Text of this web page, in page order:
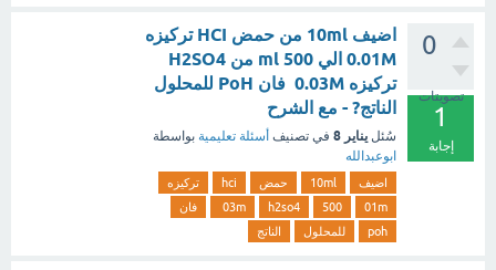
0
تصويتات
1
إجابة
اضيف 10ml من حمض HCI تركيزه
0.01M الي ml 500 من H2SO4
تركيزه 0.03M فان PoH للمحلول
الناتج? - مع الشرح
سُئل يناير 8 في تصنيف أسئلة تعليمية بواسطة
ابوعبدالله
اضيف 10ml حمض hci
تركيزه
01m
500
h2so4
03m
فان
poh
للمحلول الناتج